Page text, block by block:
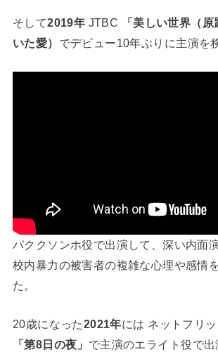
そして2019年 JTBC
「美しい世界（
いた愛） でデビュー10年ぶりに主演を
パククソンホ役で出演して、深い内面
校内暴力の被害者の複雑な心理や感情
た。
20歳になった2021年には ネットフリ
「第8日の夜」 で主演のエライト役で出